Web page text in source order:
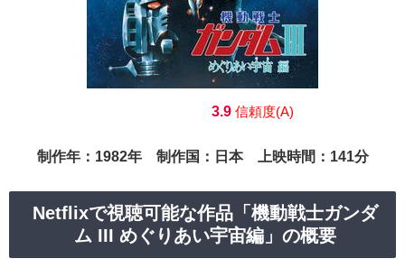
3.9信頼度(A)
制作年：1982年 制作国：日本 上映時間：141分
Netflixで視聴可能な作品「機動戦士ガンダ
ム III めぐりあい宇宙編」の概要